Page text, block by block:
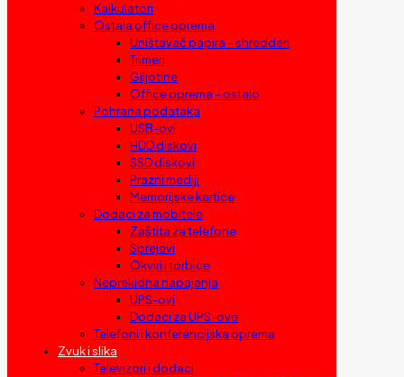
Kalkulatori
Ostala office oprema
Uništavač papira – shredderi
Trimeri
Giljotine
Office oprema – ostalo
Pohrana podataka
USB-ovi
HDD diskovi
SSD diskovi
Prazni mediji
Memorijske kartice
Dodaci za mobitele
Zaštita za telefone
Sprejevi
Okviri i torbice
Neprekidna napajanja
UPS-ovi
Dodaci za UPS-ove
Telefoni i konferencijska oprema
Zvuk i slika
Televizori i dodaci